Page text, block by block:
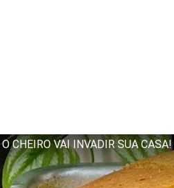
O CHEIRO VAI INVADIR SUA